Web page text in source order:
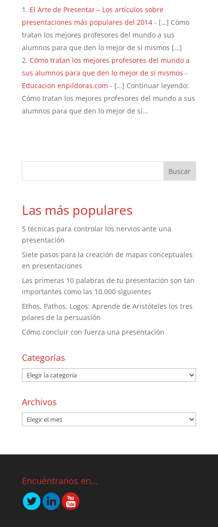
El Arte de Presentar – Los artículos sobre
presentaciones más populares del 2014- […] Cómo
tratan los mejores profesores del mundo a sus
alumnos para que den lo mejor de sí mismos […]
Cómo tratan los mejores profesores del mundo a
sus alumnos para que den lo mejor de sí mismos -
Educacion enpildoras.com - […] Continuar leyendo:
Cómo tratan los mejores profesores del mundo a sus
alumnos para que den lo mejor de sí…
Las más populares
5 técnicas para controlar los nervios ante una
presentación
Siete pasos para la creación de mapas conceptuales
en presentaciones
Las primeras 10 palabras de tu presentación son tan
importantes como las 10.000 siguientes
Ethos, Pathos, Logos: Aprende de Aristóteles los tres
pilares de la persuasión
Cómo concluir con fuerza una presentación
Categorías
Archivos
Encuéntranos en…